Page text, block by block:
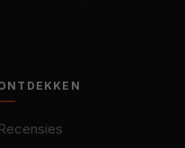
Recensies